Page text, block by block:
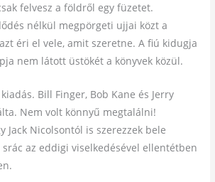
felvesz a földről egy füzetet.
nélkül megpörgeti ujjai közt a
éri el vele, amit szeretne. A fiú kidugja
nem látott üstökét a könyvek közül.
Bill Finger, Bob Kane és Jerry
Nem volt könnyű megtalálni!
Jack Nicolsontól is szerezzek bele
az eddigi viselkedésével ellentétben